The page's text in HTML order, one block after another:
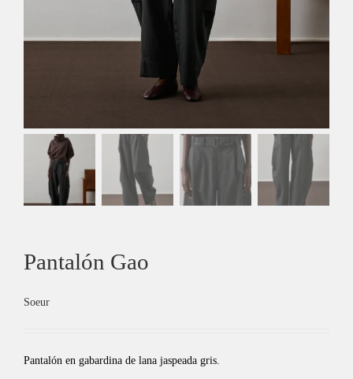
Pantalón Gao
Soeur
Pantalón en gabardina de lana jaspeada gris.